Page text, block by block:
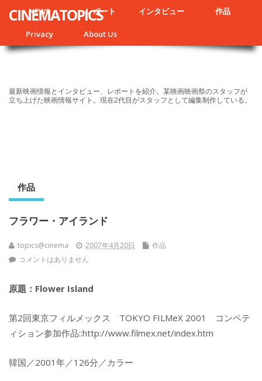
NEWS レポート インタビュー 作品
Privacy About Us
CINEMATOPICS
最新映画情報とインタビュー、レポートを紹介。某映画映画祭のスタッフが
立ち上げた映画情報サイト。現在2代目がスタッフとして編集制作している。
作品
フラワー・アイランド
topics@cinema 2007年4月20日
作品
コメントはありません
原題：Flower Island
第2回東京フィルメックス TOKYO FILMeX 2001 コンペテ
ィション参加作品::http://www.filmex.net/index.htm
韓国／2001年／126分／カラー